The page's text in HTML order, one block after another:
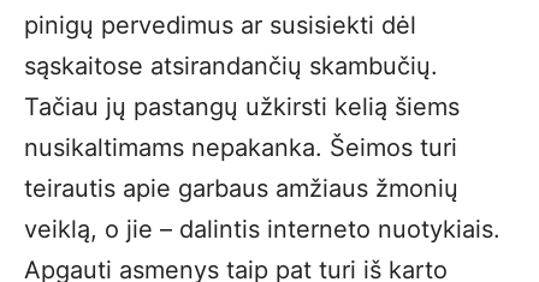
pinigų pervedimus ar susisiekti dėl
sąskaitose atsirandančių skambučių.
Tačiau jų pastangų užkirsti kelią šiems
nusikaltimams nepakanka. Šeimos turi
teirautis apie garbaus amžiaus žmonių
veiklą, o jie – dalintis interneto nuotykiais.
Apgauti asmenys taip pat turi iš karto